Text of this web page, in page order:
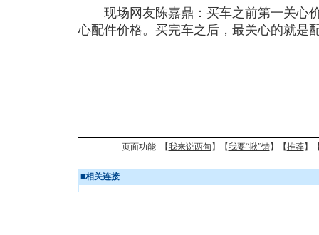
现场网友陈嘉鼎：买车之前第一关心
心配件价格。买完车之后，最关心的就是
页面功能 【我来说两句 】【我要“揪”错】【推荐】
■相关连接